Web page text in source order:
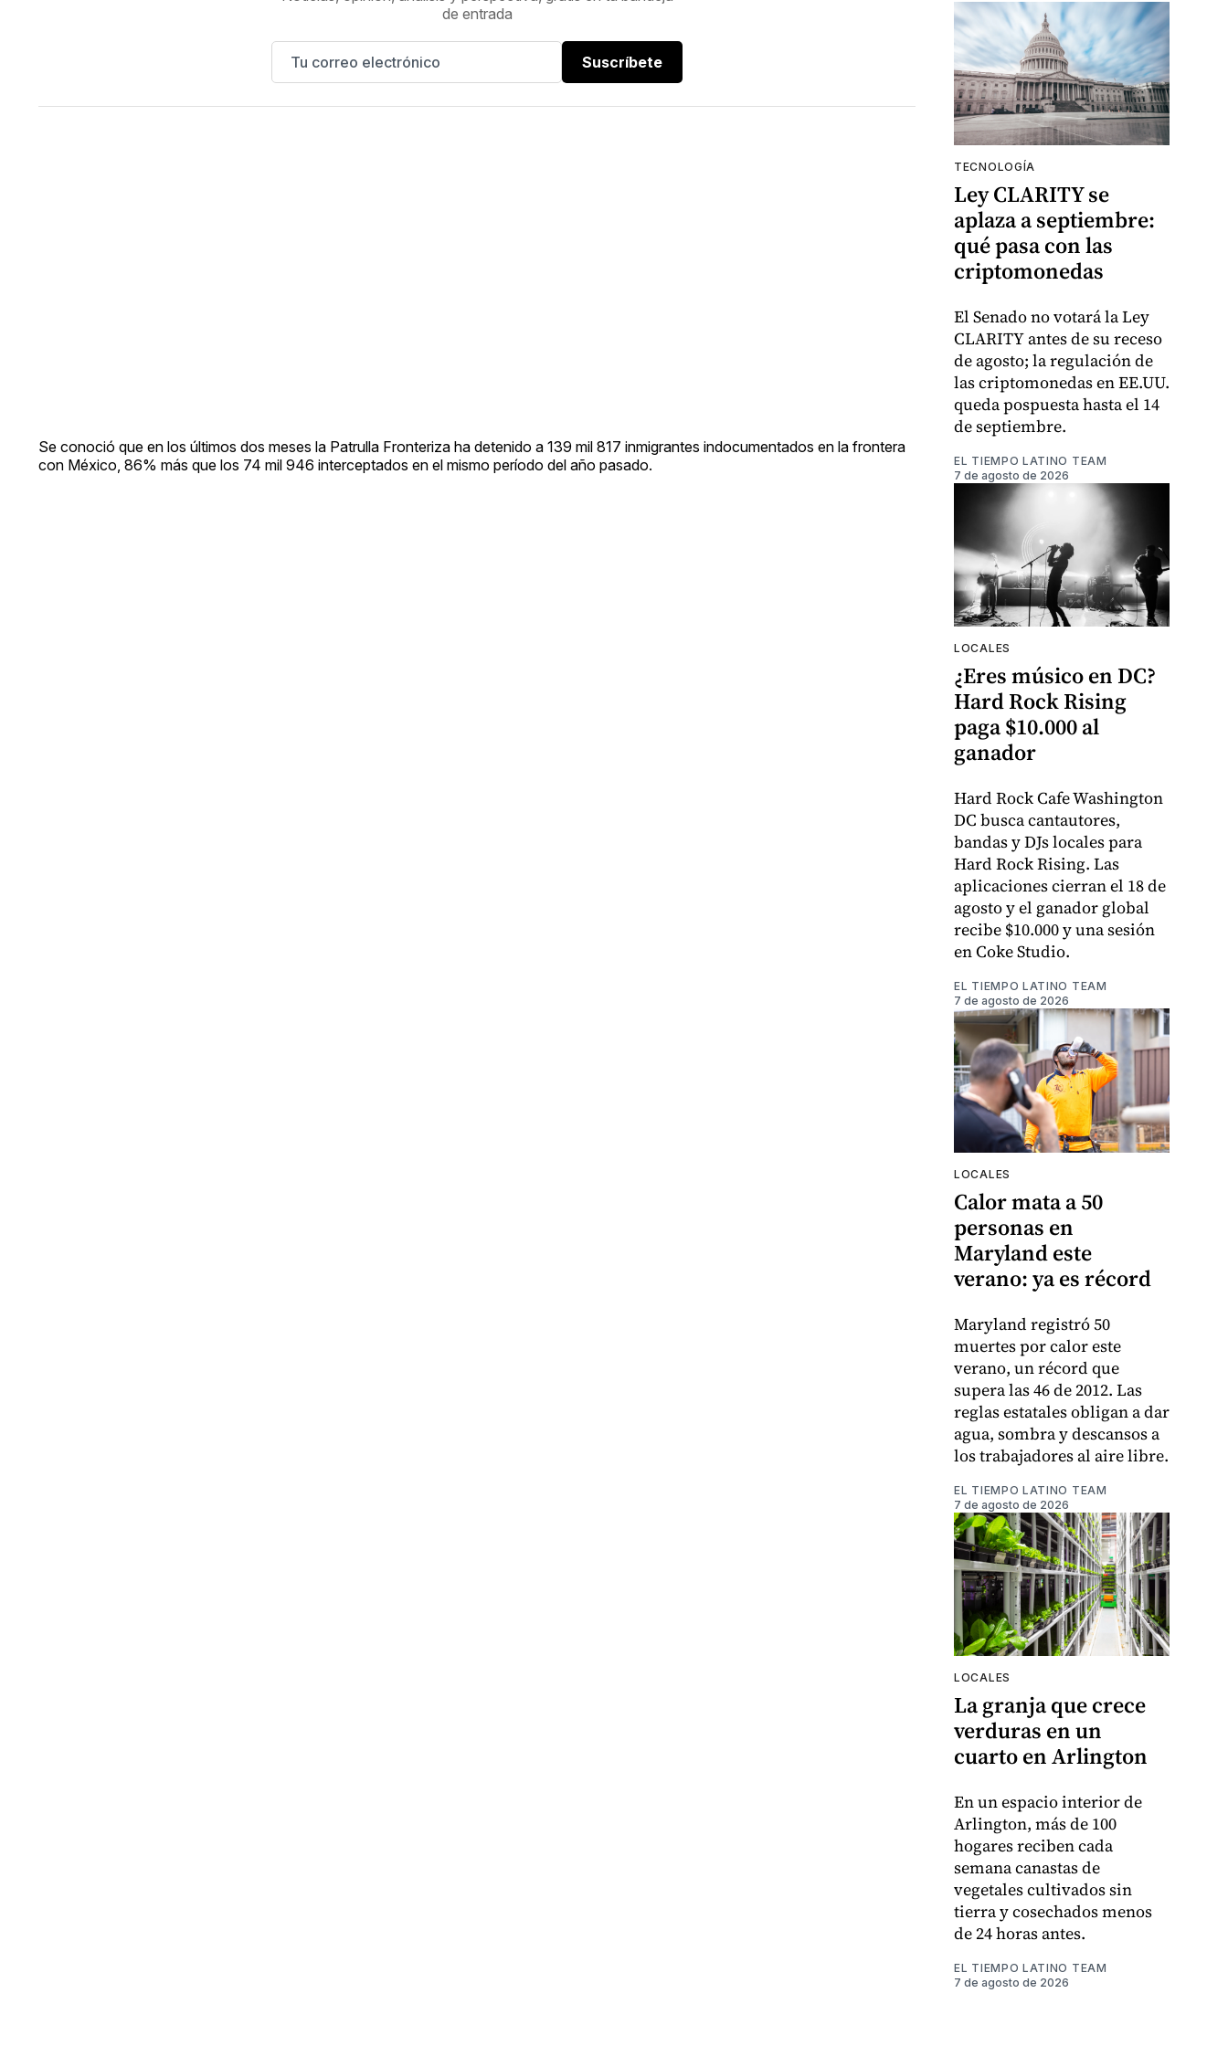
de entrada
Suscríbete
Se conoció que en los últimos dos meses la Patrulla Fronteriza ha detenido a 139 mil 817 inmigrantes indocumentados en la frontera
con México, 86% más que los 74 mil 946 interceptados en el mismo período del año pasado.
TECNOLOGÍA
Ley CLARITY se
aplaza a septiembre:
qué pasa con las
criptomonedas
El Senado no votará la Ley
CLARITY antes de su receso
de agosto; la regulación de
las criptomonedas en EE.UU.
queda pospuesta hasta el 14
de septiembre.
EL TIEMPO LATINO TEAM
7 de agosto de 2026
LOCALES
¿Eres músico en DC?
Hard Rock Rising
paga $10.000 al
ganador
Hard Rock Cafe Washington
DC busca cantautores,
bandas y DJs locales para
Hard Rock Rising. Las
aplicaciones cierran el 18 de
agosto y el ganador global
recibe $10.000 y una sesión
en Coke Studio.
EL TIEMPO LATINO TEAM
7 de agosto de 2026
LOCALES
Calor mata a 50
personas en
Maryland este
verano: ya es récord
Maryland registró 50
muertes por calor este
verano, un récord que
supera las 46 de 2012. Las
reglas estatales obligan a dar
agua, sombra y descansos a
los trabajadores al aire libre.
EL TIEMPO LATINO TEAM
7 de agosto de 2026
LOCALES
La granja que crece
verduras en un
cuarto en Arlington
En un espacio interior de
Arlington, más de 100
hogares reciben cada
semana canastas de
vegetales cultivados sin
tierra y cosechados menos
de 24 horas antes.
EL TIEMPO LATINO TEAM
7 de agosto de 2026